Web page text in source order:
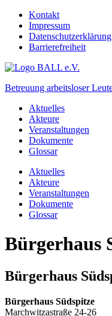
Kontakt
Impressum
Datenschutzerklärung
Barrierefreiheit
Betreuung arbeitsloser
Aktuelles
Akteure
Veranstaltungen
Dokumente
Glossar
Aktuelles
Akteure
Veranstaltungen
Dokumente
Glossar
Bürgerhaus
Bürgerhaus
Bürgerhaus Südspitze
Marchwitzastraße 24-26